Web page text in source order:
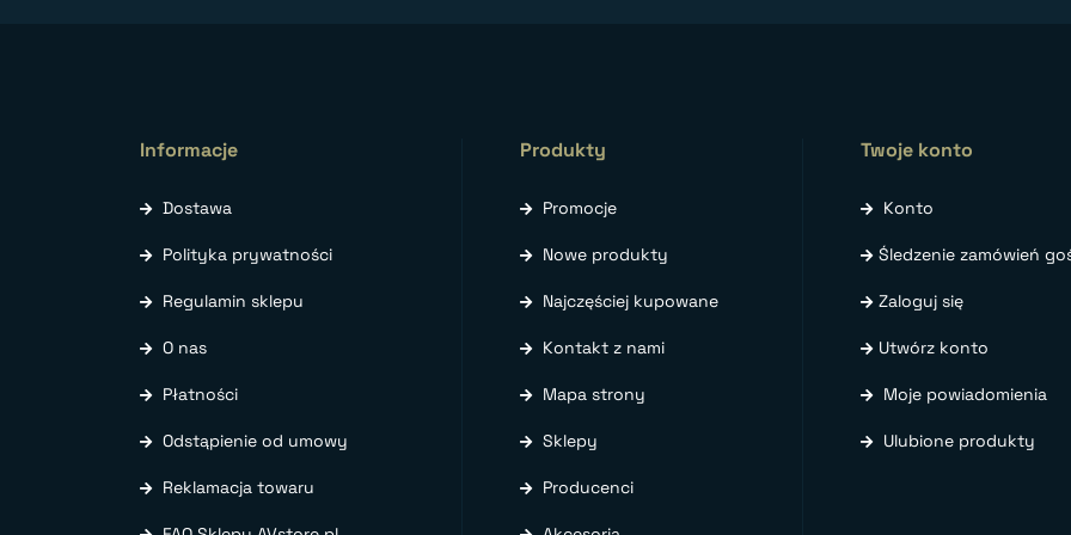
Informacje
Dostawa
Polityka prywatności
Regulamin sklepu
O nas
Płatności
Odstąpienie od umowy
Reklamacja towaru
Produkty
Promocje
Nowe produkty
Najczęściej kupowane
Kontakt z nami
Mapa strony
Sklepy
Producenci
Twoje konto
Konto
Śledzenie zamówień
Zaloguj się
Utwórz konto
Moje powiadomienia
Ulubione produkty